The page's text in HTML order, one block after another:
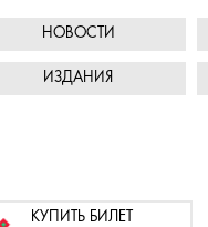
НОВОСТИ
ИЗДАНИЯ
КУПИТЬ БИЛЕТ